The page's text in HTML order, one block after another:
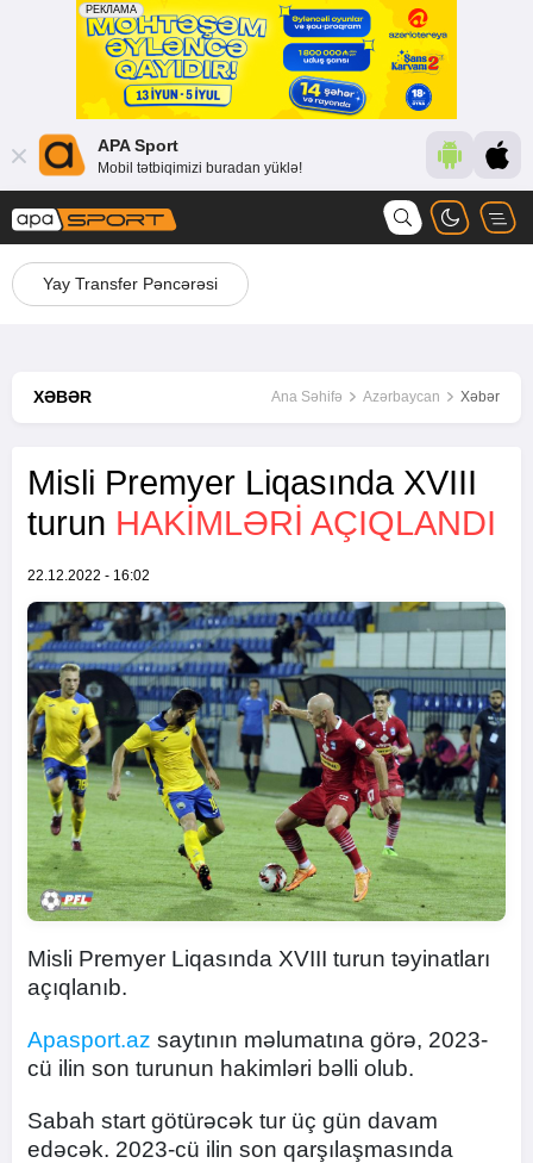
APA Sport
Mobil tətbiqimizi buradan yüklə!
Yay Transfer Pəncərəsi
XƏBƏR Ana Səhifə Azərbaycan Xəbər
Misli Premyer Liqasında XVIII
turun HAKIMLƏRI AÇIQLANDI
22.12.2022 - 16:02
Misli Premyer Liqasında XVIII turun təyinatları
açıqlanıb.
Apasport.az saytının məlumatına görə, 2023-
cü ilin son turunun hakimləri bəlli olub.
Sabah start götürəcək tur üç gün davam
edəcək. 2023-cü ilin son qarşılaşmasında